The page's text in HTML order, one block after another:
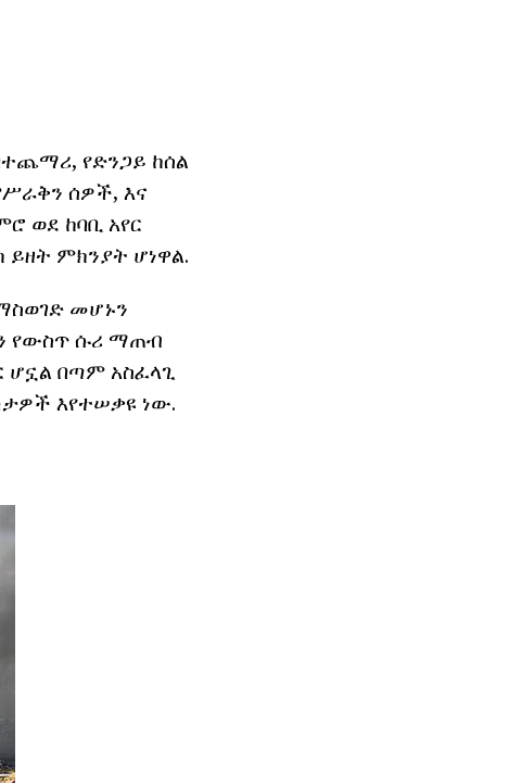
የድንጋይ ከሰል
ሰዎች, እና
ወደ ከባቢ አየር
ምክንያት ሆነዋል.
መሆኑን
የውስጥ ሱሪ ማጠብ
በጣም አስፈላጊ
እየተሠቃዩ ነው.